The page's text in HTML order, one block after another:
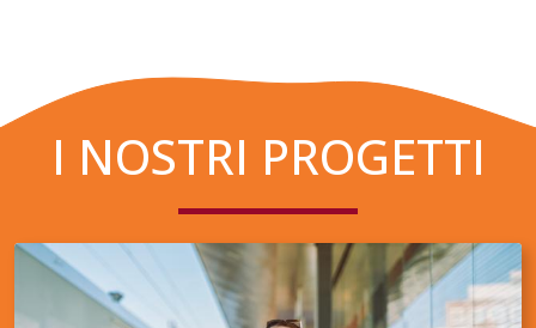
I NOSTRI PROGETTI